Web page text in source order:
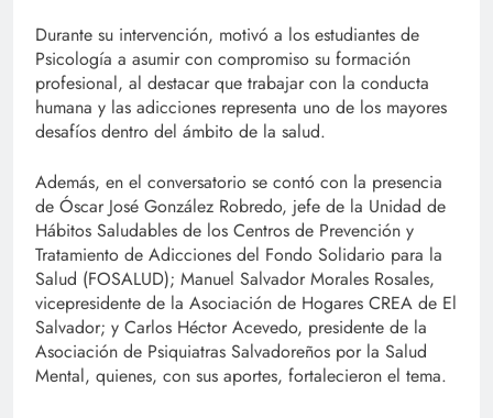
Durante su intervención, motivó a los estudiantes de
Psicología a asumir con compromiso su formación
profesional, al destacar que trabajar con la conducta
humana y las adicciones representa uno de los mayores
desafíos dentro del ámbito de la salud.
Además, en el conversatorio se contó con la presencia
de Óscar José González Robredo, jefe de la Unidad de
Hábitos Saludables de los Centros de Prevención y
Tratamiento de Adicciones del Fondo Solidario para la
Salud (FOSALUD); Manuel Salvador Morales Rosales,
vicepresidente de la Asociación de Hogares CREA de El
Salvador; y Carlos Héctor Acevedo, presidente de la
Asociación de Psiquiatras Salvadoreños por la Salud
Mental, quienes, con sus aportes, fortalecieron el tema.